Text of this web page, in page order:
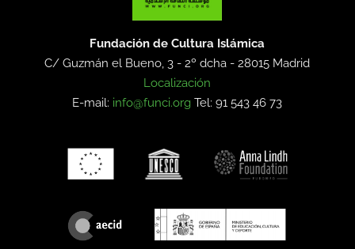
Fundación de Cultura Islámica
C/ Guzmán el Bueno, 3 - 2º dcha -28015 Madrid
Localización
E-mail: info@funci.org Tel: 91 543 46 73